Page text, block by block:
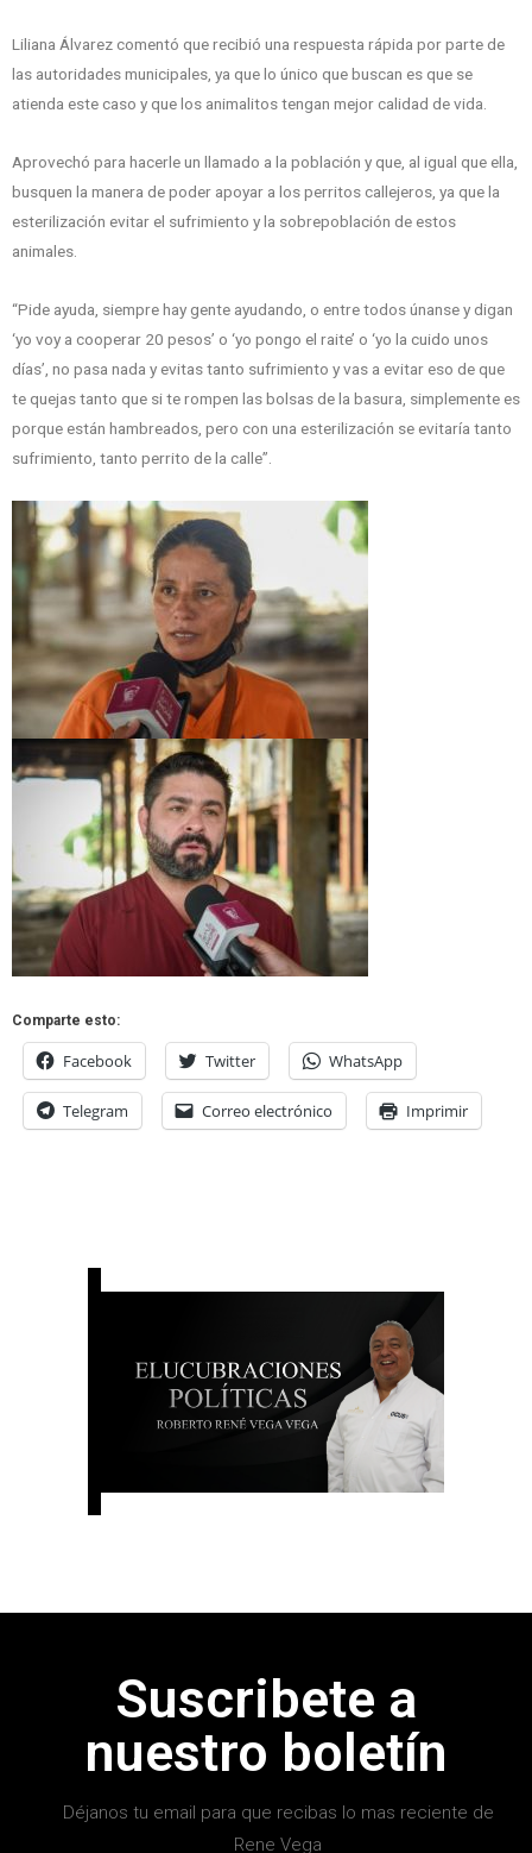
Liliana Álvarez comentó que recibió una respuesta rápida por parte de
las autoridades municipales, ya que lo único que buscan es que se
atienda este caso y que los animalitos tengan mejor calidad de vida.
Aprovechó para hacerle un llamado a la población y que, al igual que ella,
busquen la manera de poder apoyar a los perritos callejeros, ya que la
esterilización evitar el sufrimiento y la sobrepoblación de estos
animales.
“Pide ayuda, siempre hay gente ayudando, o entre todos únanse y digan
‘yo voy a cooperar 20 pesos’ o ‘yo pongo el raite’ o ‘yo la cuido unos
días’, no pasa nada y evitas tanto sufrimiento y vas a evitar eso de que
te quejas tanto que si te rompen las bolsas de la basura, simplemente es
porque están hambreados, pero con una esterilización se evitaría tanto
sufrimiento, tanto perrito de la calle”.
Comparte esto:
Facebook Twitter WhatsApp
Telegram Correo electrónico Imprimir
Suscribete a
nuestro boletín
Déjanos tu email para que recibas lo mas reciente de
Rene Vega